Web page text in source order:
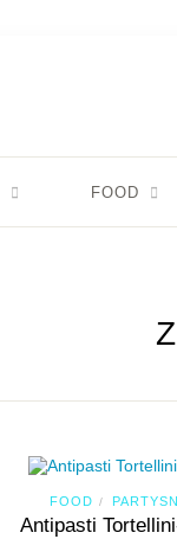
FOOD
FOOD /
Antipasti